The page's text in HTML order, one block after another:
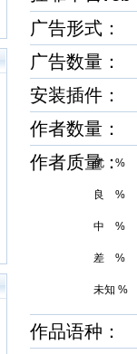
广告形式：
广告数量：
安装插件
作者数量
作者质量
优 %
良 %
中 %
差 %
未知 %
作品语种：